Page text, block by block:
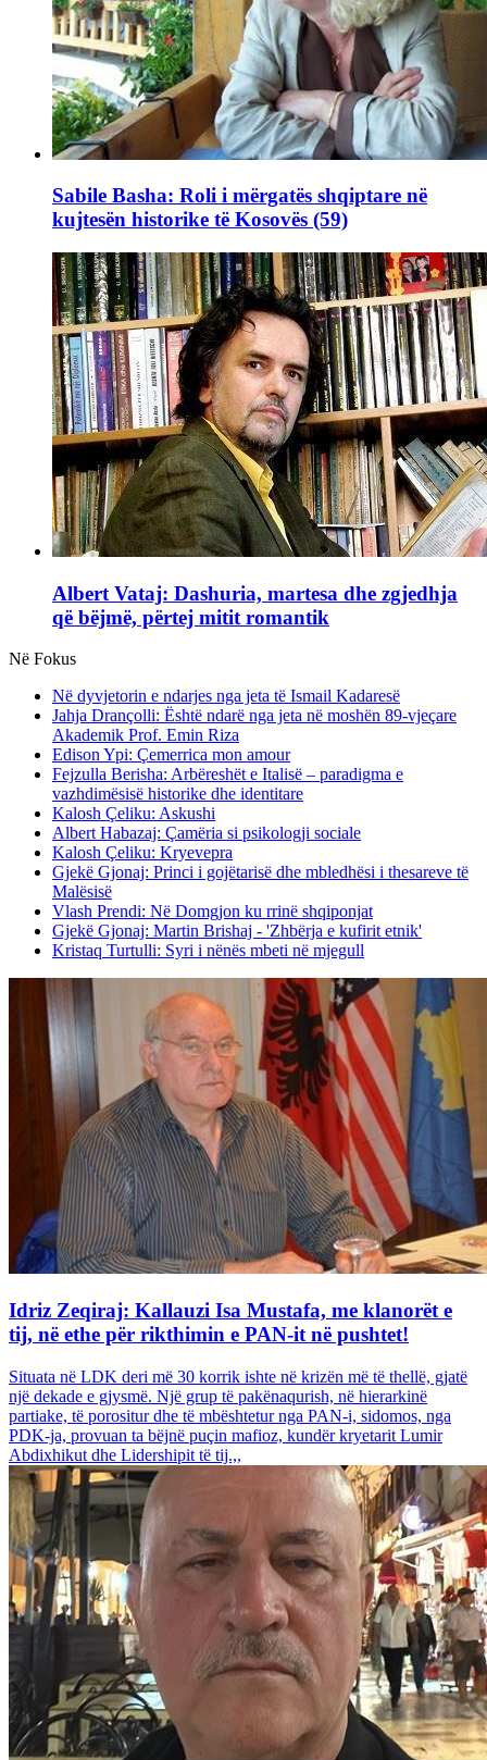
Sabile Basha: Roli i mërgatës shqiptare në
kujtesën historike të Kosovës (59)
Albert Vataj: Dashuria, martesa dhe zgjedhja
që bëjmë, përtej mitit romantik
Në Fokus
Në dyvjetorin e ndarjes nga jeta të Ismail Kadaresë
Jahja Drançolli: Është ndarë nga jeta në moshën 89-vjeçare
Akademik Prof. Emin Riza
Edison Ypi: Çemerrica mon amour
Fejzulla Berisha: Arbëreshët e Italisë – paradigma e
vazhdimësisë historike dhe identitare
Kalosh Çeliku: Askushi
Albert Habazaj: Çamëria si psikologji sociale
Kalosh Çeliku: Kryevepra
Gjekë Gjonaj: Princi i gojëtarisë dhe mbledhësi i thesareve të
Malësisë
Vlash Prendi: Në Domgjon ku rrinë shqiponjat
Gjekë Gjonaj: Martin Brishaj - 'Zhbërja e kufirit etnik'
Kristaq Turtulli: Syri i nënës mbeti në mjegull
Idriz Zeqiraj: Kallauzi Isa Mustafa, me klanorët e
tij, në ethe për rikthimin e PAN-it në pushtet!
Situata në LDK deri më 30 korrik ishte në krizën më të thellë, gjatë
një dekade e gjysmë. Një grup të pakënaqurish, në hierarkinë
partiake, të porositur dhe të mbështetur nga PAN-i, sidomos, nga
PDK-ja, provuan ta bëjnë puçin mafioz, kundër kryetarit Lumir
Abdixhikut dhe Lidershipit të tij.,,